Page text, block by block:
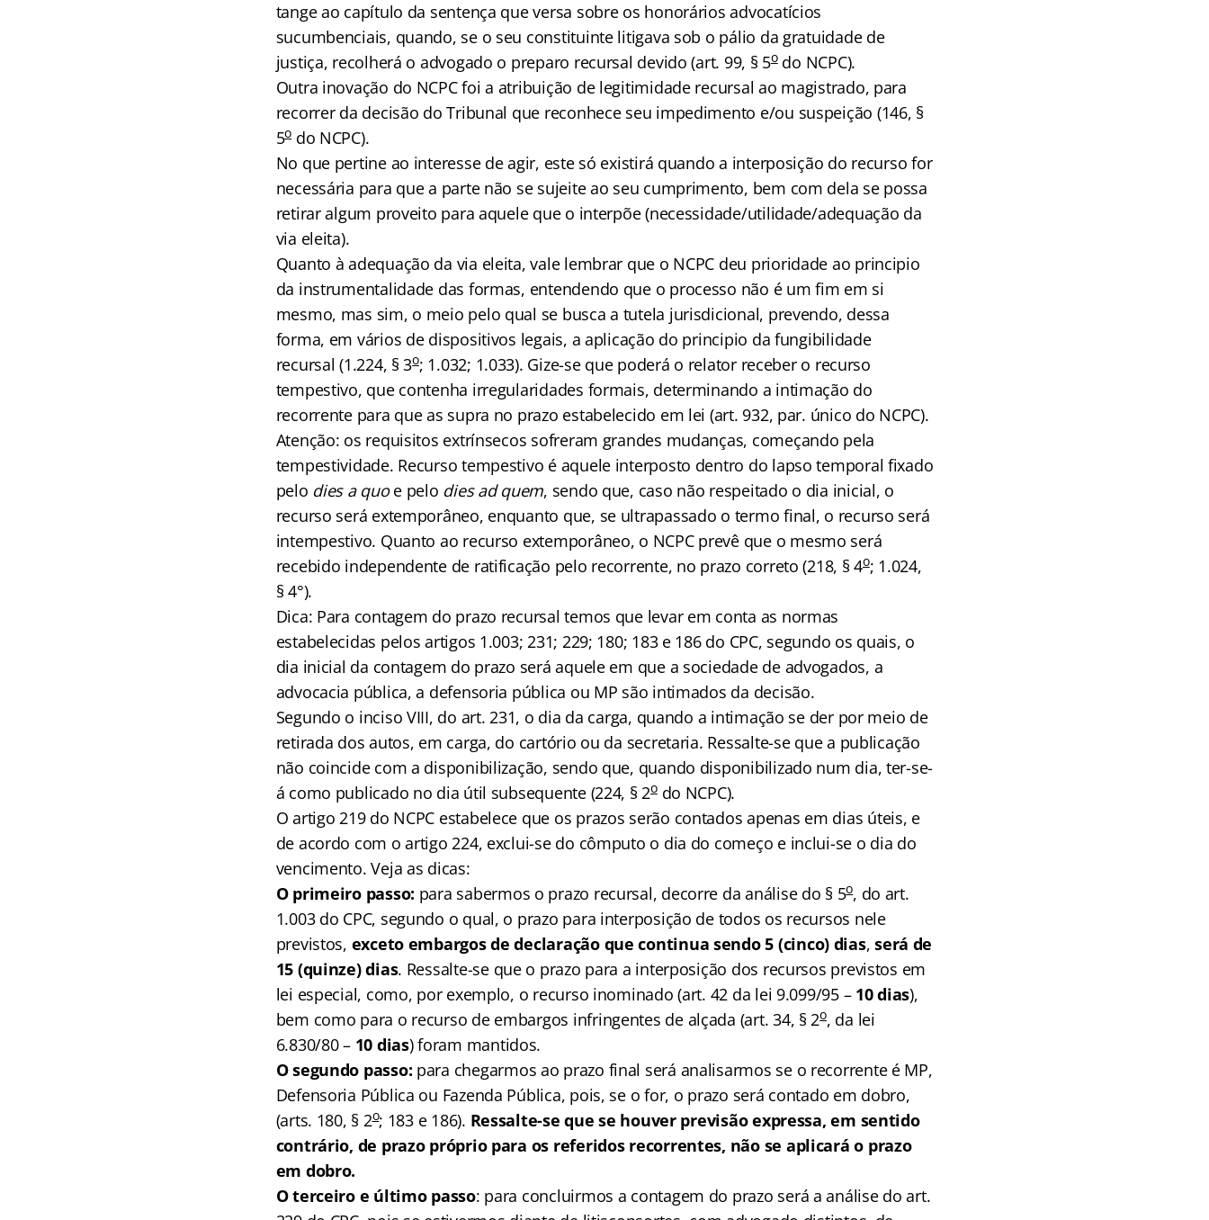
tange ao capítulo da sentença que versa sobre os honorários advocatícios
sucumbenciais, quando, se o seu constituinte litigava sob o pálio da gratuidade de
justiça, recolherá o advogado o preparo recursal devido (art. 99, § 5odo NCPC).
Outra inovação do NCPC foi a atribuição de legitimidade recursal ao magistrado, para
recorrer da decisão do Tribunal que reconhece seu impedimento e/ou suspeição (146, §
5o do NCPC).
No que pertine ao interesse de agir, este só existirá quando a interposição do recurso for
necessária para que a parte não se sujeite ao seu cumprimento, bem com dela se possa
retirar algum proveito para aquele que o interpõe (necessidade/utilidade/adequação da
via eleita).
Quanto à adequação da via eleita, vale lembrar que o NCPC deu prioridade ao principio
da instrumentalidade das formas, entendendo que o processo não é um fim em si
mesmo, mas sim, o meio pelo qual se busca a tutela jurisdicional, prevendo, dessa
forma, em vários de dispositivos legais, a aplicação do principio da fungibilidade
recursal (1.224, § 3o; 1.032; 1.033). Gize-se que poderá o relator receber o recurso
tempestivo, que contenha irregularidades formais, determinando a intimação do
recorrente para que as supra no prazo estabelecido em lei (art. 932, par. único do NCPC).
Atenção: os requisitos extrínsecos sofreram grandes mudanças, começando pela
tempestividade. Recurso tempestivo é aquele interposto dentro do lapso temporal fixado
pelo dies a quoe pelo dies ad quem, sendo que, caso não respeitado o dia inicial, o
recurso será extemporâneo, enquanto que, se ultrapassado o termo final, o recurso será
intempestivo. Quanto ao recurso extemporâneo, o NCPC prevê que o mesmo será
recebido independente de ratificação pelo recorrente, no prazo correto (218, § 4o; 1.024,
§ 4°).
Dica: Para contagem do prazo recursal temos que levar em conta as normas
estabelecidas pelos artigos 1.003; 231; 229; 180; 183 e 186 do CPC, segundo os quais, o
dia inicial da contagem do prazo será aquele em que a sociedade de advogados, a
advocacia pública, a defensoria pública ou MP são intimados da decisão.
Segundo o inciso VIII, do art. 231, o dia da carga, quando a intimação se der por meio de
retirada dos autos, em carga, do cartório ou da secretaria. Ressalte-se que a publicação
não coincide com a disponibilização, sendo que, quando disponibilizado num dia, ter-se-
á como publicado no dia útil subsequente (224, § 2odo NCPC).
O artigo 219 do NCPC estabelece que os prazos serão contados apenas em dias úteis, e
de acordo com o artigo 224, exclui-se do cômputo o dia do começo e inclui-se o dia do
vencimento. Veja as dicas:
O primeiro passo: para sabermos o prazo recursal, decorre da análise do § 5o, do art.
1.003 do CPC, segundo o qual, o prazo para interposição de todos os recursos nele
previstos, exceto embargos de declaração que continua sendo 5 (cinco) dias,será de
15 (quinze) dias. Ressalte-se que o prazo para a interposição dos recursos previstos em
lei especial, como, por exemplo, o recurso inominado (art. 42 da lei 9.099/95 – 10 dias),
bem como para o recurso de embargos infringentes de alçada (art. 34, § 2o, da lei
6.830/80 – 10 dias) foram mantidos.
O segundo passo: para chegarmos ao prazo final será analisarmos se o recorrente é MP,
Defensoria Pública ou Fazenda Pública, pois, se o for, o prazo será contado em dobro,
(arts. 180, § 2o; 183 e 186). Ressalte-se que se houver previsão expressa, em sentido
contrário, de prazo próprio para os referidos recorrentes, não se aplicará o prazo
em dobro.
O terceiro e último passo: para concluirmos a contagem do prazo será a análise do art.